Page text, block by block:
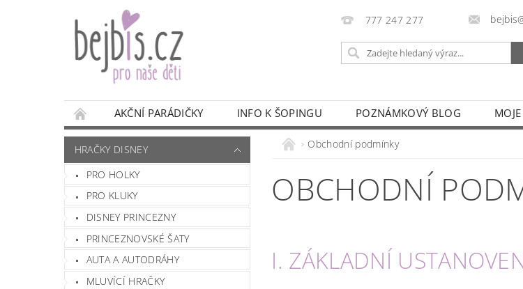
777 247 277
AKČNÍ PARÁDIČKY INFO K ŠOPINGU POZNÁMKOVÝ BLOG
HRAČKY DISNEY
PRO HOLKY
PRO KLUKY
DISNEY PRINCEZNY
PRINCEZNOVSKÉ ŠATY
AUTA A AUTODRÁHY
MLUVÍCÍ HRAČKY
Obchodní podmínky
OBCHODNÍ
I. ZÁKLADNÍ